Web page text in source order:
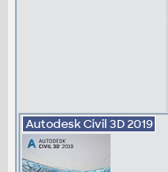
Autodesk Civil 3D2019